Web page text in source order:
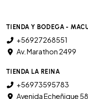
TIENDA Y BODEGA -
+56927268551
Av. Marathon 2499
TIENDA LA REINA
+56973595783
Avenida Echeñique